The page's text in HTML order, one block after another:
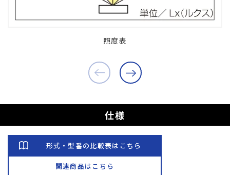
照度表
仕様
形式・型番の比較表はこちら
関連商品はこちら